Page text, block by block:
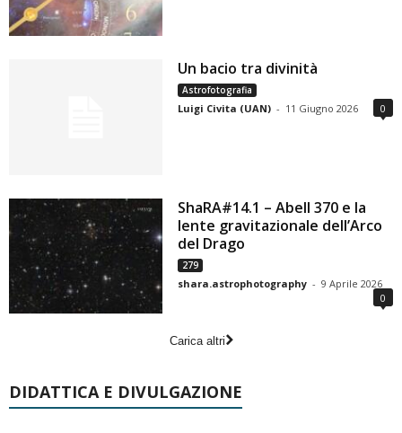
Un bacio tra divinità
Astrofotografia
Luigi Civita (UAN) - 11 Giugno 2026 0
ShaRA#14.1 – Abell 370 e la
lente gravitazionale dell’Arco
del Drago
279
shara.astrophotography - 9 Aprile 2026
0
Carica altri
DIDATTICA E DIVULGAZIONE